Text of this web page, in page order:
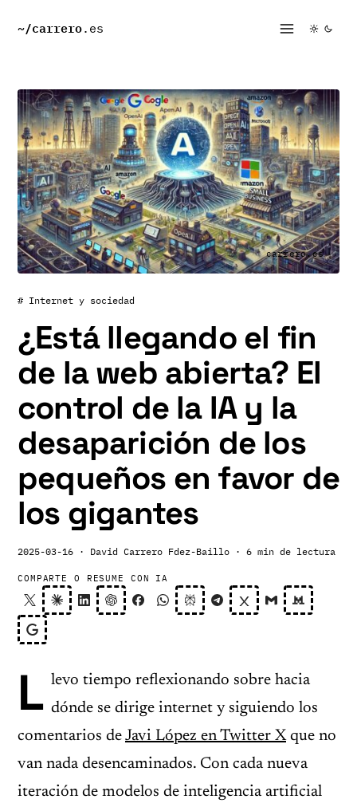
~/carrero.es
carrero.es
# Internet y sociedad
¿Está llegando el fin
de la web abierta? El
control de la IA y la
desaparición de los
pequeños en favor de
los gigantes
2025-03-16 · David Carrero Fdez-Baillo · 6 min de lectura
COMPARTE O RESUME CON IA
L levo tiempo reflexionando sobre hacia
dónde se dirige internet y siguiendo los
comentarios de Javi López en Twitter Xque no
van nada desencaminados. Con cada nueva
iteración de modelos de inteligencia artificial